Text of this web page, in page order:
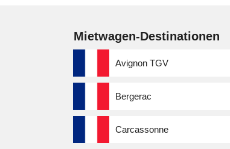
Mietwagen-Destinationen
Avignon TGV
Bergerac
Carcassonne